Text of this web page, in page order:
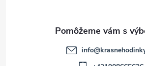
info@